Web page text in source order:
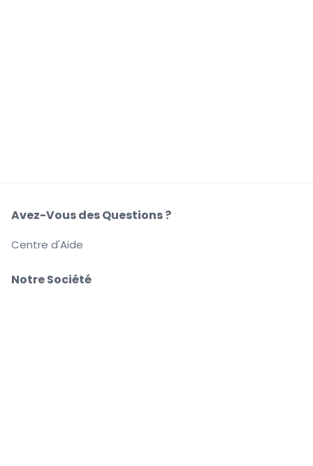
Notre Société
Avez-Vous des Questions ?
Centre d'Aide